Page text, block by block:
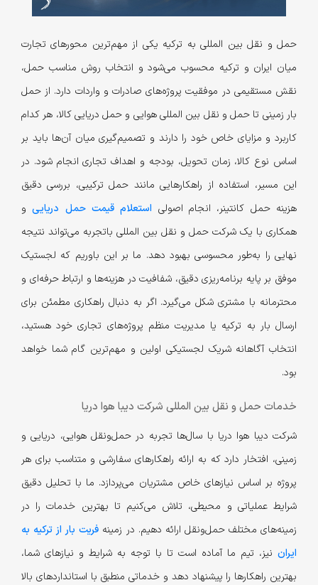
حمل و نقل بین المللی به ترکیه یکی از مهم‌ترین محورهای تجارت
میان ایران و ترکیه محسوب می‌شود و انتخاب روش مناسب حمل،
نقش مستقیمی در موفقیت پروژه‌های صادرات و واردات دارد. از حمل
بار زمینی تا حمل و نقل بین المللی هوایی و حمل دریایی کالا، هر کدام
کاربرد و مزایای خاص خود را دارند و تصمیم‌گیری میان آن‌ها باید بر
اساس نوع کالا، زمان تحویل، بودجه و اهداف تجاری انجام شود. در
این مسیر، استفاده از راهکارهایی مانند حمل ترکیبی، بررسی دقیق
هزینه حمل کانتینر، انجام اصولی استعلام قیمت حمل دریاییو
همکاری با یک شرکت حمل و نقل بین المللی باتجربه می‌تواند نتیجه
نهایی را به‌طور محسوسی بهبود دهد. ما بر این باوریم که لجستیک
موفق بر پایه برنامه‌ریزی دقیق، شفافیت در هزینه‌ها و ارتباط حرفه‌ای و
محترمانه با مشتری شکل می‌گیرد. اگر به دنبال راهکاری مطمئن برای
ارسال بار به ترکیه یا مدیریت منظم پروژه‌های تجاری خود هستید،
انتخاب آگاهانه شریک لجستیکی اولین و مهم‌ترین گام شما خواهد
بود.
خدمات حمل و نقل بین المللی شرکت دیبا هوا دریا
شرکت دیبا هوا دریا با سال‌ها تجربه در حمل‌ونقل هوایی، دریایی و
زمینی، افتخار دارد که به ارائه راهکارهای سفارشی و متناسب برای هر
پروژه بر اساس نیازهای خاص مشتریان می‌پردازد. ما با تحلیل دقیق
شرایط عملیاتی و محیطی، تلاش می‌کنیم تا بهترین خدمات را در
زمینه‌های مختلف حمل‌ونقل ارائه دهیم. در زمینه فریت بار از ترکیه به
ایران نیز، تیم ما آماده است تا با توجه به شرایط و نیازهای شما،
بهترین راهکارها را پیشنهاد دهد و خدماتی منطبق با استانداردهای بالا